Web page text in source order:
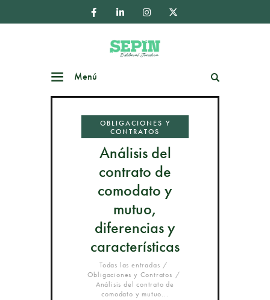
Menú
OBLIGACIONES Y
CONTRATOS
Análisis del
contrato de
comodato y
mutuo,
diferencias y
características
Todas las entradas
Obligaciones y Contratos
Análisis del contrato de
comodato y mutuo...